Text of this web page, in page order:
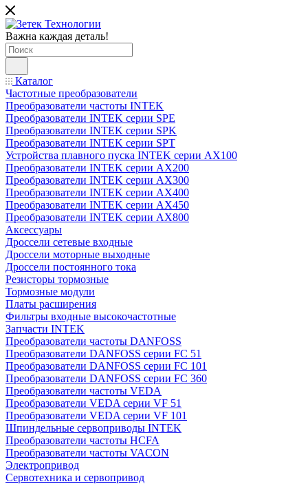
Важна каждая деталь!
Каталог
Частотные преобразователи
Преобразователи частоты INTEK
Преобразователи INTEK серии SPE
Преобразователи INTEK серии SPK
Преобразователи INTEK серии SPT
Устройства плавного пуска INTEK серии AX100
Преобразователи INTEK серии AX200
Преобразователи INTEK серии AX300
Преобразователи INTEK серии AX400
Преобразователи INTEK серии AX450
Преобразователи INTEK серии AX800
Аксессуары
Дроссели сетевые входные
Дроссели моторные выходные
Дроссели постоянного тока
Резисторы тормозные
Тормозные модули
Платы расширения
Фильтры входные высокочастотные
Запчасти INTEK
Преобразователи частоты DANFOSS
Преобразователи DANFOSS серии FC 51
Преобразователи DANFOSS серии FC 101
Преобразователи DANFOSS серии FC 360
Преобразователи частоты VEDA
Преобразователи VEDA серии VF 51
Преобразователи VEDA серии VF 101
Шпиндельные сервоприводы INTEK
Преобразователи частоты HCFA
Преобразователи частоты VACON
Электропривод
Сервотехника и сервопривод